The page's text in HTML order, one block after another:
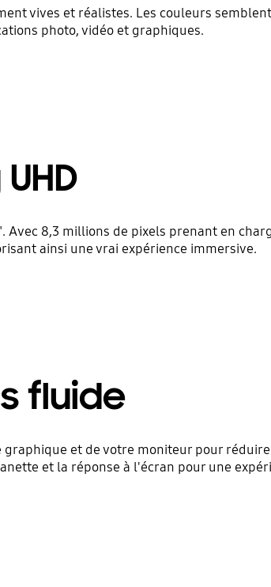
vives et réalistes. Les couleurs
photo, vidéo et graphiques.
8,3 millions de pixels prenant en
ainsi une vrai expérience immersive.
fluide
et de votre moniteur pour
et la réponse à l'écran pour une